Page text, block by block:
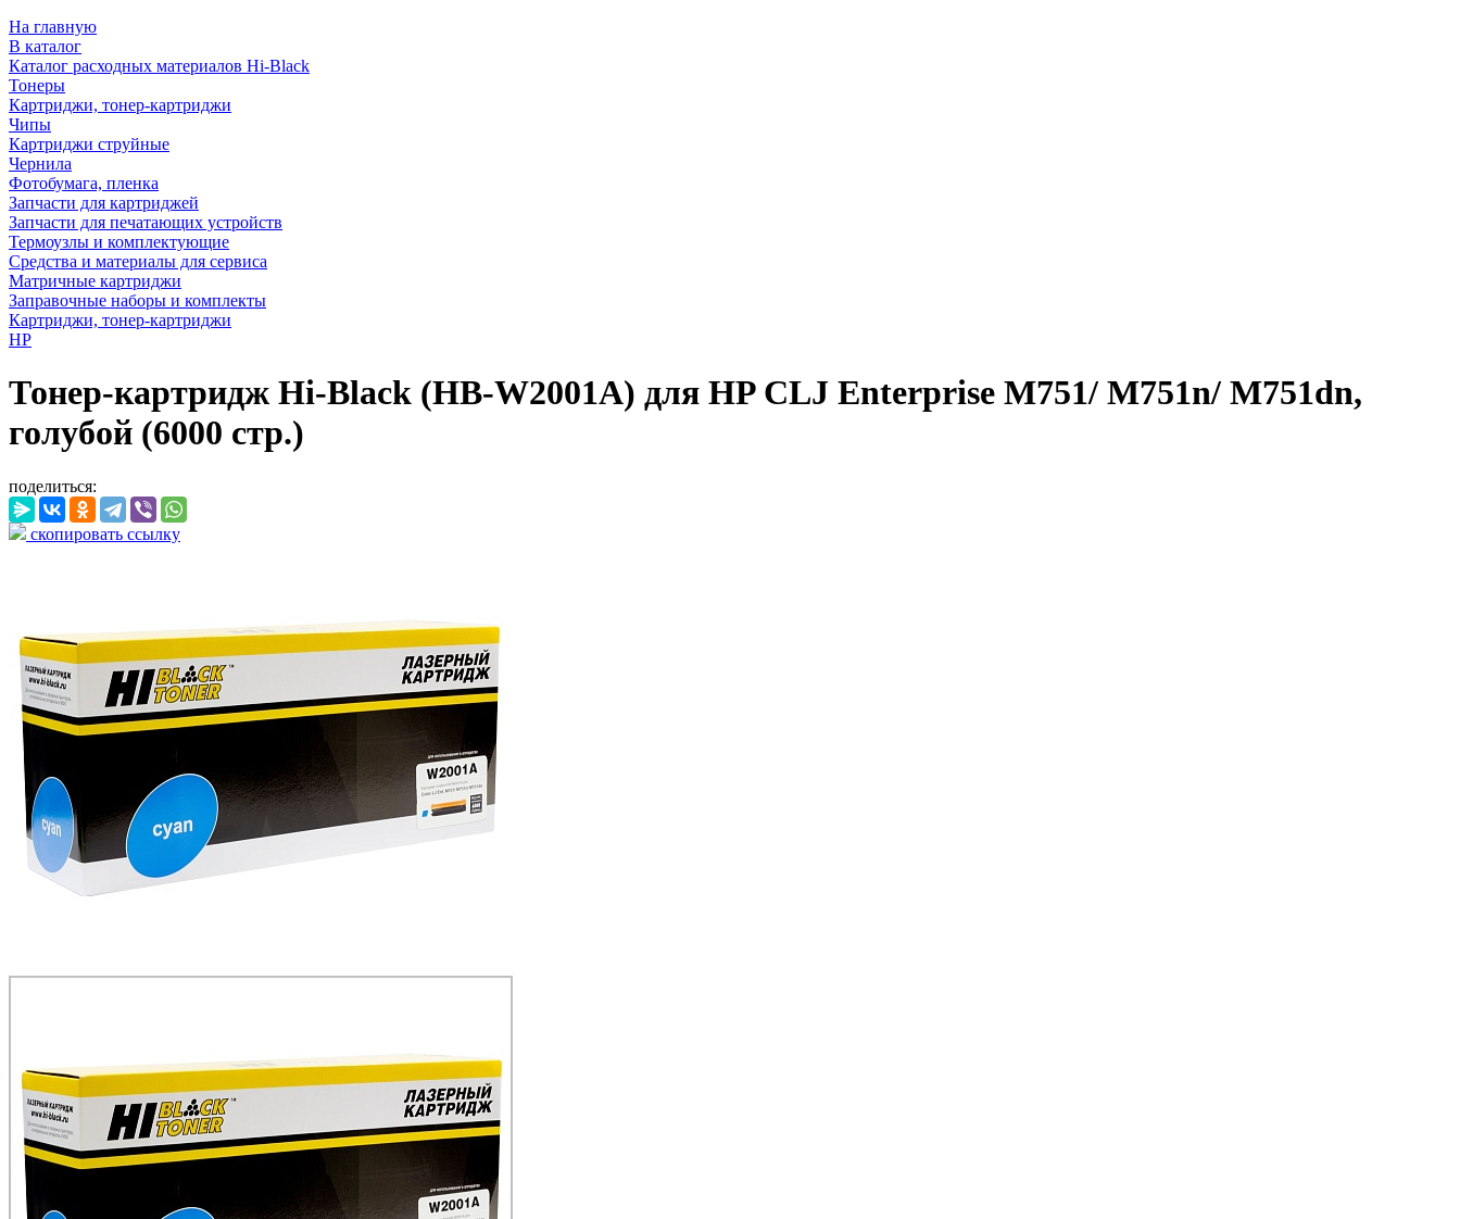
На главную
В каталог
Каталог расходных материалов Hi-Black
Тонеры
Картриджи, тонер-картриджи
Чипы
Картриджи струйные
Чернила
Фотобумага, пленка
Запчасти для картриджей
Запчасти для печатающих устройств
Термоузлы и комплектующие
Средства и материалы для сервиса
Матричные картриджи
Заправочные наборы и комплекты
Картриджи, тонер-картриджи
HP
Тонер-картридж Hi-Black (HB-W2001A) для HP CLJ Enterprise M751/ M751n/ M751dn,
голубой (6000 стр.)
поделиться:
скопировать ссылку